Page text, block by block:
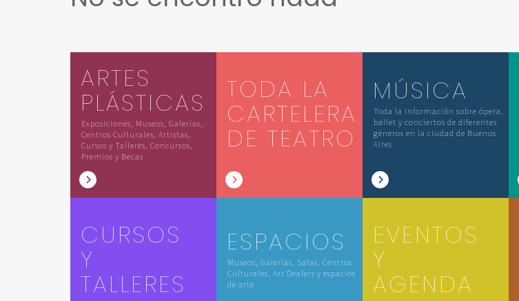
ARTES
PLÁSTICAS
Exposiciones, Museos, Galerías,
Centros Culturales, Artistas,
Cursos y Talleres, Concursos,
Premios y Becas
TODA LA
CARTELERA
DE TEATRO
MÚSICA
Toda la información sobre ópera,
ballet y conciertos de diferentes
géneros en la ciudad de Buenos
Aires
CURSOS
Y
TALLERES
ESPACIOS
Museos, Galerías, Salas, Centros
Culturales, Art Dealers y espacios
de arte
EVENTOS
Y
AGENDA